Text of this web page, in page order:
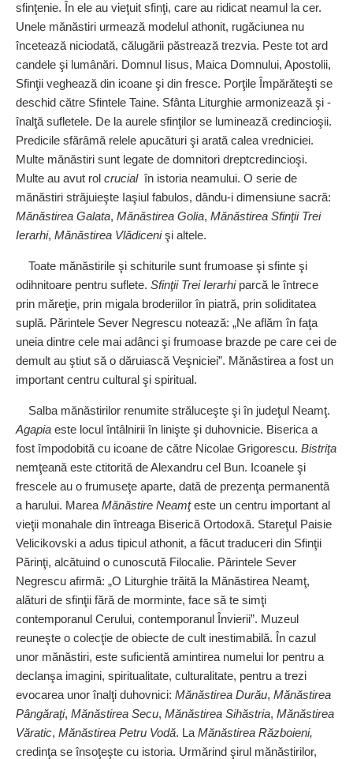
sfinţenie. În ele au vieţuit sfinţi, care au ridicat neamul la cer.
Unele mănăstiri urmează modelul athonit, rugăciunea nu
încetează niciodată, călugării păstrează trezvia. Peste tot ard
candele şi lumânări. Domnul Iisus, Maica Domnului, Apostolii,
Sfinţii veghează din icoane şi din fresce. Porţile Împărăteşti se
deschid către Sfintele Taine. Sfânta Liturghie armonizează şi ­
înalţă sufletele. De la aurele sfinţilor se luminează credincioşii.
Predicile sfărâmă relele apucături şi arată calea vredniciei.
Multe mănăstiri sunt legate de domnitori dreptcredincioşi.
Multe au avut rol crucialîn istoria neamului. O serie de
mănăstiri străjuieşte Iaşiul fabulos, dându‑i dimensiune sacră:
Mănăstirea Galata, Mănăstirea Golia, Mănăstirea Sfinţii Trei
Ierarhi, Mănăstirea Vlădicenişi altele.
Toate mănăstirile şi schiturile sunt frumoase şi sfinte şi
odihnitoare pentru suflete. Sfinţii Trei Ierarhiparcă le întrece
prin măreţie, prin migala broderiilor în piatră, prin soliditatea
suplă. Părintele Sever Negrescu notează: „Ne aflăm în faţa
uneia dintre cele mai adânci şi frumoase brazde pe care cei de
demult au ştiut să o dăruiască Veşniciei”. Mănăstirea a fost un
important centru cultural şi spiritual.
Salba mănăstirilor renumite străluceşte şi în judeţul Neamţ.
Agapia este locul întâlnirii în linişte şi duhovnicie. Biserica a
fost împodobită cu icoane de către Nicolae Grigorescu. Bistriţa
nemţeană este ctitorită de Alexandru cel Bun. Icoanele şi
frescele au o frumuseţe aparte, dată de prezenţa permanentă
a harului. Marea Mănăstire ­Neamţeste un centru important al
vieţii monahale din întreaga Biserică Ortodoxă. Stareţul Paisie
Velicikovski a adus tipicul ­athonit, a făcut traduceri din Sfinţii
Părinţi, alcătuind o cunoscută Filocalie. Părintele Sever
Negrescu afirmă: „O Liturghie trăită la Mănăstirea Neamţ,
alături de sfinţii fără de morminte, face să te simţi
contemporanul Cerului, contemporanul Învierii”. Muzeul
reuneşte o colecţie de obiecte de cult inestimabilă. În cazul
unor mănăstiri, este suficientă amintirea numelui lor pentru a
declanşa ima­gini, spiritualitate, culturalitate, pentru a trezi
evocarea unor înalţi duhovnici: Mănăstirea Durău, Mănăstirea
Pângăraţi, Mănăstirea Secu, Mănăstirea Sihăstria, Mănăstirea
Văratic, Mănăstirea Petru Vodă. La Mănăstirea Războieni,
credinţa se însoţeşte cu istoria. Urmărind şirul mănăstirilor,